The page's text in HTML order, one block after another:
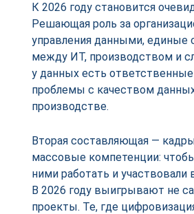
К 2026 году становится
Решающая роль за
управления данными, единые
между ИТ, производством и
у данных есть
проблемы с качеством
производстве.
Вторая составляющая —
массовые компетенции:
ними работать и участвовали
В 2026 году выигрывают не
проекты. Те, где